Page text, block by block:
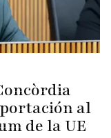
al
de la UE